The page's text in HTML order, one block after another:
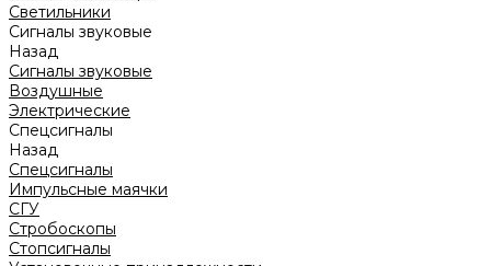
Светильники
Сигналы звуковые
Назад
Сигналы звуковые
Воздушные
Электрические
Спецсигналы
Назад
Спецсигналы
Импульсные маячки
СГУ
Стробоскопы
Стопсигналы